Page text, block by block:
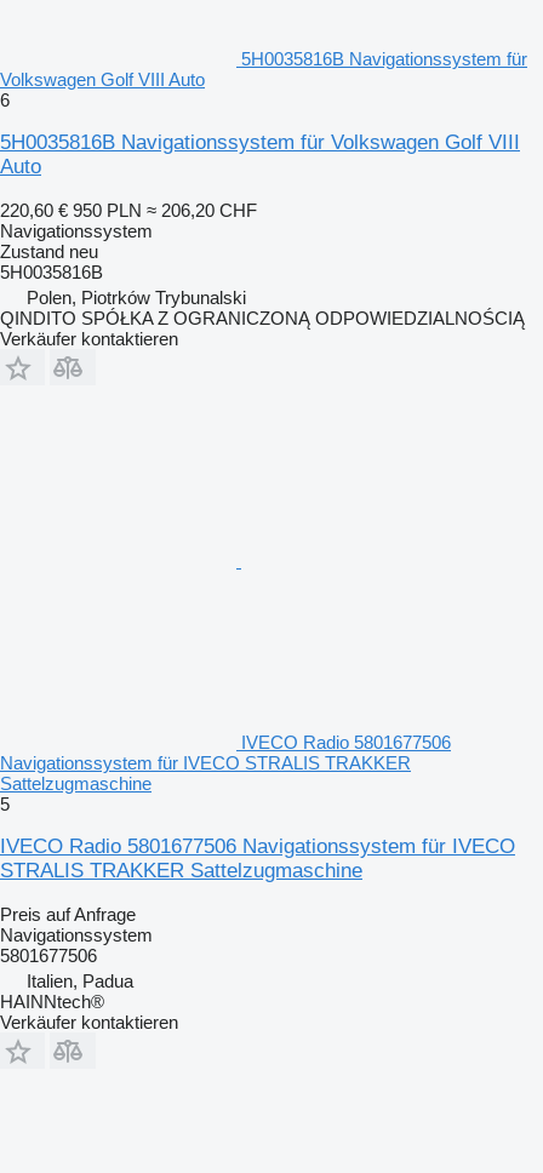
5H0035816B Navigationssystem für
Volkswagen Golf VIII Auto
6
5H0035816B Navigationssystem für Volkswagen Golf VIII
Auto
220,60 € 950 PLN ≈ 206,20 CHF
Navigationssystem
Zustand neu
5H0035816B
Polen, Piotrków Trybunalski
QINDITO SPÓŁKA Z OGRANICZONĄ ODPOWIEDZIALNOŚCIĄ
Verkäufer kontaktieren
IVECO Radio 5801677506
Navigationssystem für IVECO STRALIS TRAKKER
Sattelzugmaschine
5
IVECO Radio 5801677506 Navigationssystem für IVECO
STRALIS TRAKKER Sattelzugmaschine
Preis auf Anfrage
Navigationssystem
5801677506
Italien, Padua
HAINNtech®
Verkäufer kontaktieren